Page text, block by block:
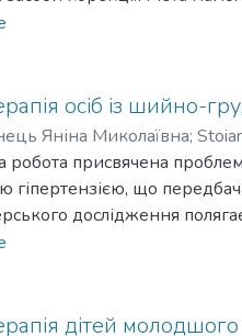
вродженої
Підібрано
фізичної терапії
осіб із шийно-
Яніна Миколаївна;
робота присвячена
гіпертензією, що
дослідження
ускладненим
ускладненим
основі МКФ із
дітей молодшого